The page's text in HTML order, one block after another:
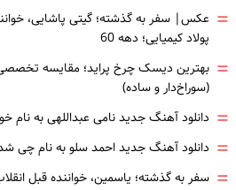
= عکس| سفر به گذشته؛ گیتی پاشایی،
پولاد کیمیایی؛ دهه 60
= بهترین دیسک چرخ پراید؛ مقایسه
(سوراخ‌دار و ساده)
= دانلود آهنگ جدید نامی عبداللهی به نام
= دانلود آهنگ جدید احمد سلو به نام چی
= سفر به گذشته؛ یاسمین، خواننده قبل